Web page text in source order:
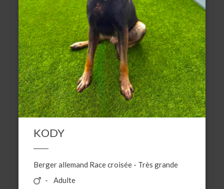
KODY
Berger allemand Race croisée - Très grande
Adulte